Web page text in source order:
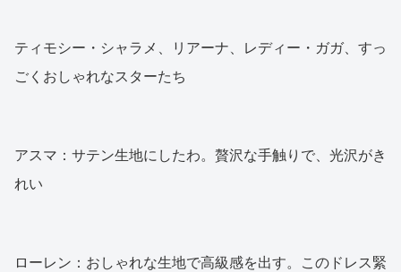
ティモシー・シャラメ、リアーナ、レディー・ガガ、すっ
ごくおしゃれなスターたち
アスマ：サテン生地にしたわ。贅沢な手触りで、光沢がき
れい
ローレン：おしゃれな生地で高級感を出す。このドレス緊